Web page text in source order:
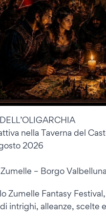
nella Taverna del
2026
– Borgo Valbelluna
Zumelle Fantasy
intrighi, alleanze, scelte